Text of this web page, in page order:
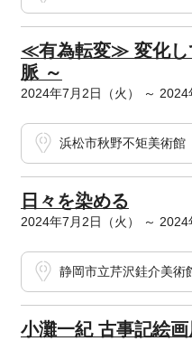
≪有為転変≫ 変化し
脈 ～
2024年7月2日（火） ～ 2024
浜松市秋野不矩美術館
日々を染める
2024年7月2日（火） ～ 2024
静岡市立芹沢銈介美術
小灘一紀 古事記絵画